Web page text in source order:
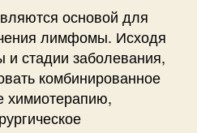
основой для
лимфомы. Исходя
стадии заболевания,
комбинированное